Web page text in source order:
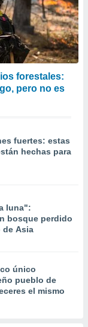
forestales:
pero no es
fuertes: estas
hechas para
luna":
bosque perdido
de Asia
único
pueblo de
el mismo